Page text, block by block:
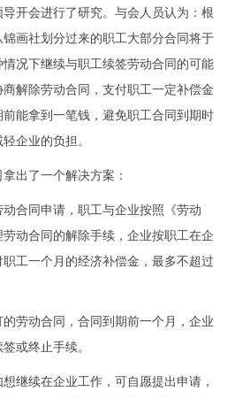
会进行了研究。与会人员认为：根
画社划分过来的职工大部分合同将于
情况下继续与职工续签劳动合同的可能
解除劳动合同，支付职工一定补偿金
能拿到一笔钱，避免职工合同到期时
企业的负担。
出了一个解决方案：
同申请，职工与企业按照《劳动
动合同的解除手续，企业按职工在企
工一个月的经济补偿金，最多不超过
动合同，合同到期前一个月，企业
或终止手续。
续在企业工作，可自愿提出申请，